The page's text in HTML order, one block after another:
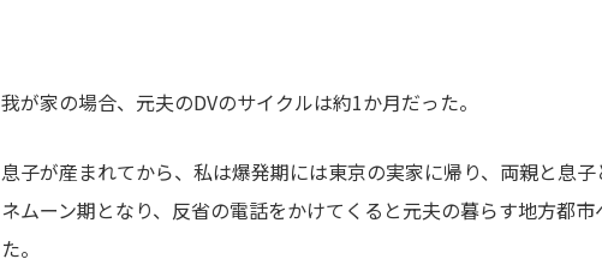
我が家の場合、元夫のDVのサイクルは約1か月だった。
息子が産まれてから、私は爆発期には東京の実家に帰り、両親と息
ネムーン期となり、反省の電話をかけてくると元夫の暮らす地方都
た。